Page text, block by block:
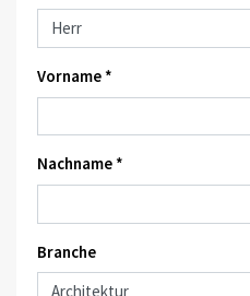
Vorname *
Nachname *
Branche